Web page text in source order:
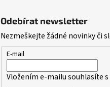
Odebírat newsletter
Nezmeškejte žádné novinky či
E-mail
Vložením e-mailu souhlasíte s